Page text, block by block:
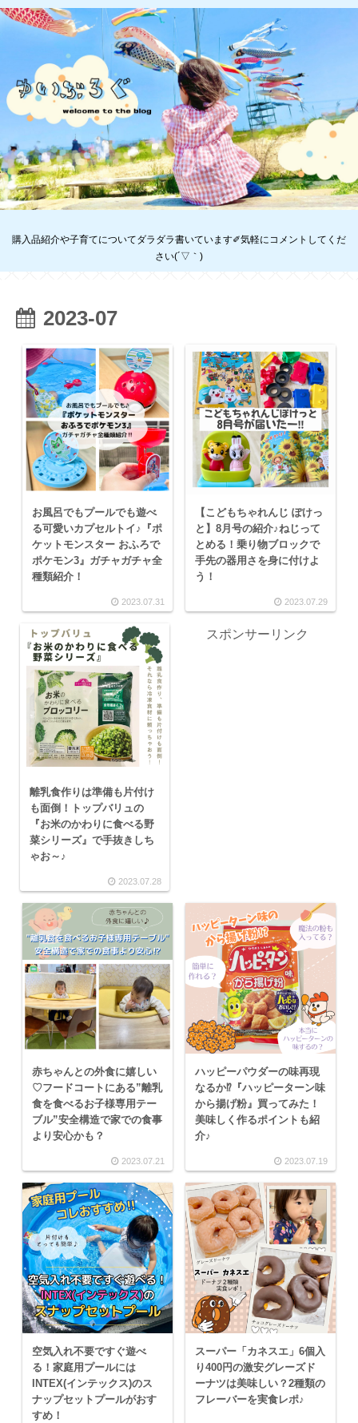
購入品紹介や子育てについてダラダラ書いています✐気軽にコメントしてくだ
さい(´▽｀)
2023-07
お風呂でもプールでも遊べ
る可愛いカプセルトイ♪『ポ
ケットモンスター おふろで
ポケモン3』ガチャガチャ全
種類紹介！
2023.07.31
【こどもちゃれんじ ぽけっ
と】8月号の紹介♪ねじって
とめる！乗り物ブロックで
手先の器用さを身に付けよ
う！
2023.07.29
離乳食作りは準備も片付け
も面倒！トップバリュの
『お米のかわりに食べる野
菜シリーズ』で手抜きしち
ゃお～♪
2023.07.28
スポンサーリンク
赤ちゃんとの外食に嬉しい
♡フードコートにある”離乳
食を食べるお子様専用テー
ブル”安全構造で家での食事
より安心かも？
2023.07.21
ハッピーパウダーの味再現
なるか⁉『ハッピーターン味
から揚げ粉』買ってみた！
美味しく作るポイントも紹
介♪
2023.07.19
空気入れ不要ですぐ遊べ
る！家庭用プールには
INTEX(インテックス)のス
ナップセットプールがおす
すめ！
スーパー「カネスエ」6個入
り400円の激安グレーズド
ーナツは美味しい？2種類の
フレーバーを実食レポ♪